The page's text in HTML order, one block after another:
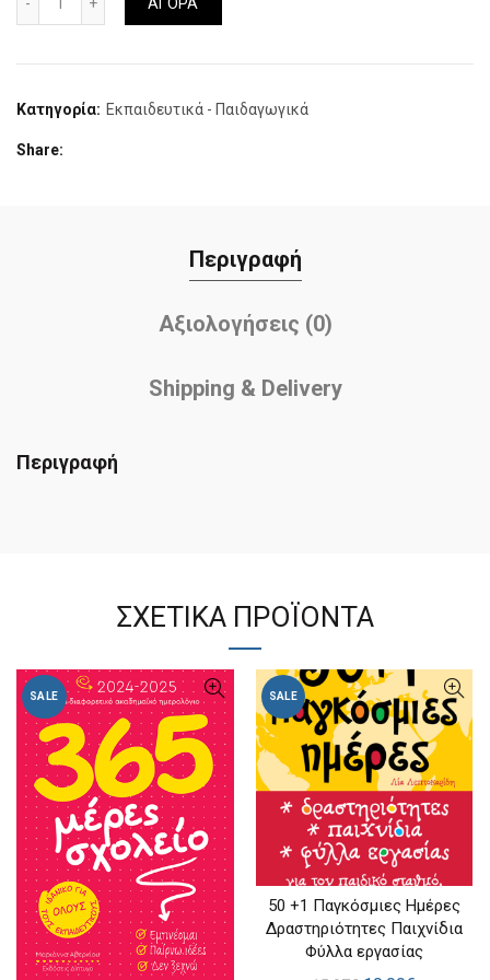
ΑΓΟΡΑ
Κατηγορία: Εκπαιδευτικά - Παιδαγωγικά
Share
Περιγραφή
Αξιολογήσεις (0)
Shipping & Delivery
Περιγραφή
ΣΧΕΤΙΚΆ ΠΡΟΪΌΝΤΑ
SALE SALE
ΑΓΟΡΑ
50 +1 Παγκόσμιες Ημέρες
Δραστηριότητες Παιχνίδια
Φύλλα εργασίας